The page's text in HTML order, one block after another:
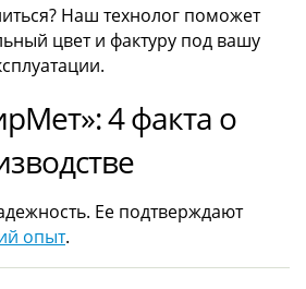
Наш технолог поможет
цвет и фактуру под вашу
4 факта о
Ее подтверждают
опыт.